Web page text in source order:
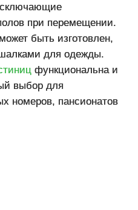
при перемещении.
быть изготовлен,
для одежды.
функциональна и
выбор для
номеров, пансионатов